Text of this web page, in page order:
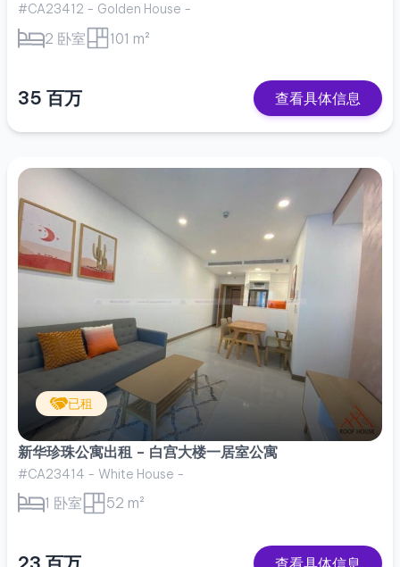
#CA23412 - Golden House -
2 卧室 101 m²
35 百万 查看具体信息
已租
新华珍珠公寓出租 – 白宫大楼一居室公寓
#CA23414 - White House -
1 卧室 52 m²
查看具体信息